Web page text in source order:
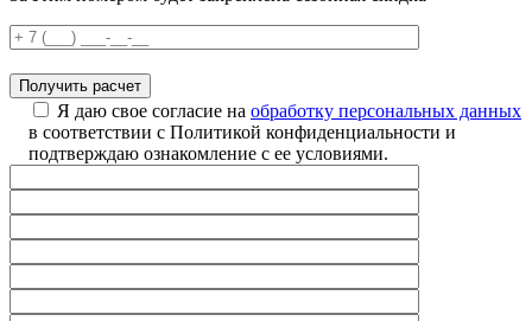
Я даю свое согласие на обработку персональных данных
в соответствии с Политикой конфиденциальности и
подтверждаю ознакомление с ее условиями.